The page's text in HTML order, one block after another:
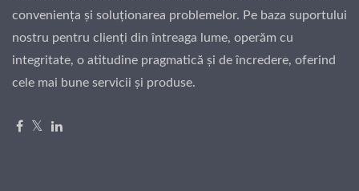
conveniența și soluționarea problemelor. Pe baza suportului
nostru pentru clienți din întreaga lume, operăm cu
integritate, o atitudine pragmatică și de încredere, oferind
cele mai bune servicii și produse.